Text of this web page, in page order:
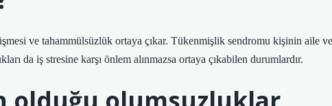
ve tahammülsüzlük ortaya çıkar. Tükenmişlik sendromu kişinin aile ve
da iş stresine karşı önlem alınmazsa ortaya çıkabilen durumlardır.